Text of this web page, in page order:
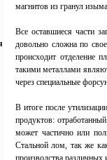
магнитов из гранул
Все оставшиеся части
довольно сложна по
происходит отделение
такими металлами
через специальные
В итоге после
продуктов:
может частично или
Стальной лом, так же
производства различных